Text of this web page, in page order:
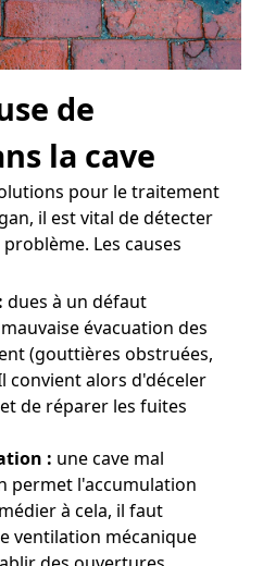
de
la cave
pour le traitement
il est vital de détecter
Les causes
dues à un défaut
évacuation des
(gouttières obstruées,
convient alors d'déceler
de réparer les fuites
: une cave mal
permet l'accumulation
à cela, il faut
ventilation mécanique